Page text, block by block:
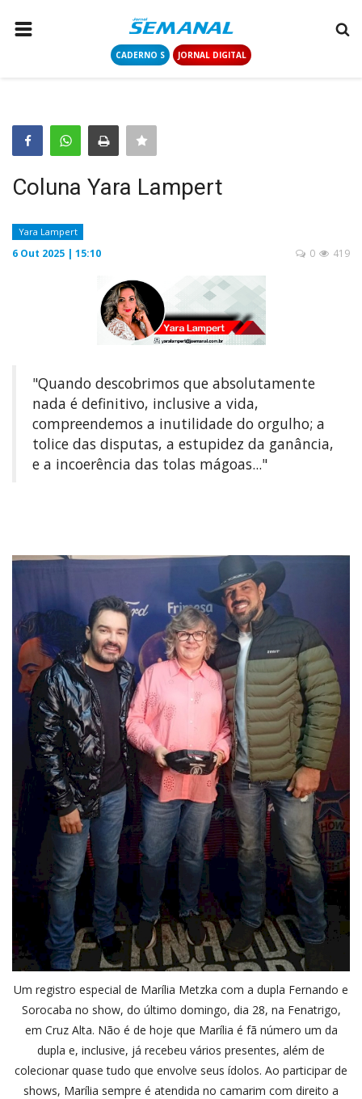
CADERNO S JORNAL DIGITAL
COLUNISTAS
CONTATO
LOGIN
CADASTRAR
JORNAL DIGITAL
Coluna Yara Lampert
Yara Lampert
6 Out 2025 | 15:10 419
0
"Quando descobrimos que absolutamente
nada é definitivo, inclusive a vida,
compreendemos a inutilidade do orgulho; a
tolice das disputas, a estupidez da ganância,
e a incoerência das tolas mágoas..."
Um registro especial de Marília Metzka com a dupla Fernando e
Sorocaba no show, do último domingo, dia 28, na Fenatrigo,
em Cruz Alta. Não é de hoje que Marília é fã número um da
dupla e, inclusive, já recebeu vários presentes, além de
colecionar quase tudo que envolve seus ídolos. Ao participar de
shows, Marília sempre é atendida no camarim com direito a